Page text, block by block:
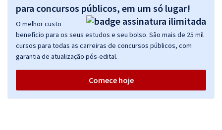
para concursos públicos, em um só lugar!
O melhor custo
benefício para os seus estudos e seu bolso. São mais de 25 mil
cursos para todas as carreiras de concursos públicos, com
garantia de atualização pós-edital.
Comece hoje